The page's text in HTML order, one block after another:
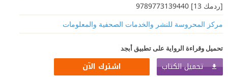
[ردمك 13] 9789773139440
مركز المحروسة للنشر والخدمات الصحفية والمعلومات
تحميل وقراءة الرواية على تطبيق أبجد
تحميل الكتاب اشترك الآن